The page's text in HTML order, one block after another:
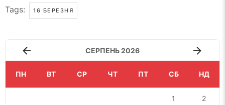
Tags: 16 БЕРЕЗНЯ
СЕРПЕНЬ 2026
ПН ВТ СР ЧТ ПТ СБ НД
1 2